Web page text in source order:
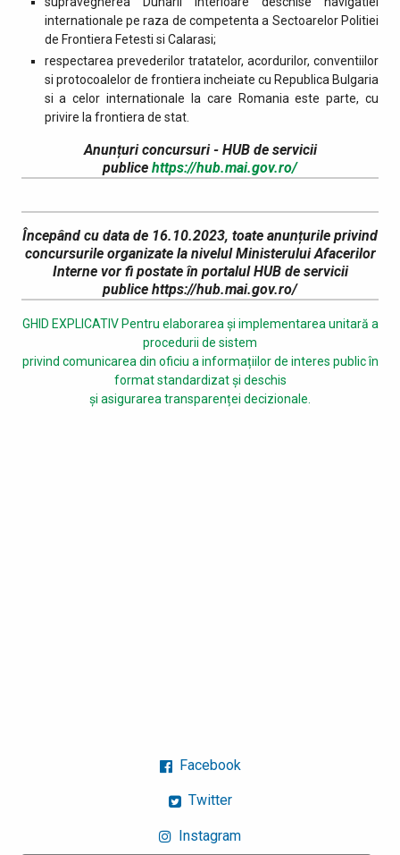
internationale pe raza de competenta a Sectoarelor Politiei
de Frontiera Fetesti si Calarasi;
respectarea prevederilor tratatelor, acordurilor, conventiilor
si protocoalelor de frontiera incheiate cu Republica Bulgaria
si a celor internationale la care Romania este parte, cu
privire la frontiera de stat.
Anunțuri concursuri - HUB de servicii
publice https://hub.mai.gov.ro/
Începând cu data de 16.10.2023, toate anunțurile privind
concursurile organizate la nivelul Ministerului Afacerilor
Interne vor fi postate în portalul HUB de servicii
publice https://hub.mai.gov.ro/
GHID EXPLICATIV Pentru elaborarea și implementarea unitară a
procedurii de sistem
privind comunicarea din oficiu a informațiilor de interes public în
format standardizat și deschis
și asigurarea transparenței decizionale.
Facebook
Twitter
Instagram